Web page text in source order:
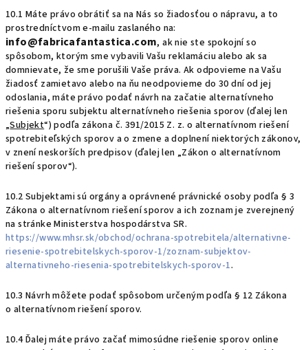
10.1 Máte právo obrátiť sa na Nás so žiadosťou o nápravu, a to
prostredníctvom e-mailu zaslaného na:
info@fabricafantastica.com, ak nie ste spokojní so
spôsobom, ktorým sme vybavili Vašu reklamáciu alebo ak sa
domnievate, že sme porušili Vaše práva. Ak odpovieme na Vašu
žiadosť zamietavo alebo na ňu neodpovieme do 30 dní od jej
odoslania, máte právo podať návrh na začatie alternatívneho
riešenia sporu subjektu alternatívneho riešenia sporov (ďalej len
„Subjekt“) podľa zákona č. 391/2015 Z. z. o alternatívnom riešení
spotrebiteľských sporov a o zmene a doplnení niektorých zákonov,
v znení neskorších predpisov (ďalej len „Zákon o alternatívnom
riešení sporov“).
10.2 Subjektami sú orgány a oprávnené právnické osoby podľa § 3
Zákona o alternatívnom riešení sporov a ich zoznam je zverejnený
na stránke Ministerstva hospodárstva SR.
https://www.mhsr.sk/obchod/ochrana-spotrebitela/alternativne-
riesenie-spotrebitelskych-sporov-1/zoznam-subjektov-
alternativneho-riesenia-spotrebitelskych-sporov-1.
10.3 Návrh môžete podať spôsobom určeným podľa § 12 Zákona
o alternatívnom riešení sporov.
10.4 Ďalej máte právo začať mimosúdne riešenie sporov online